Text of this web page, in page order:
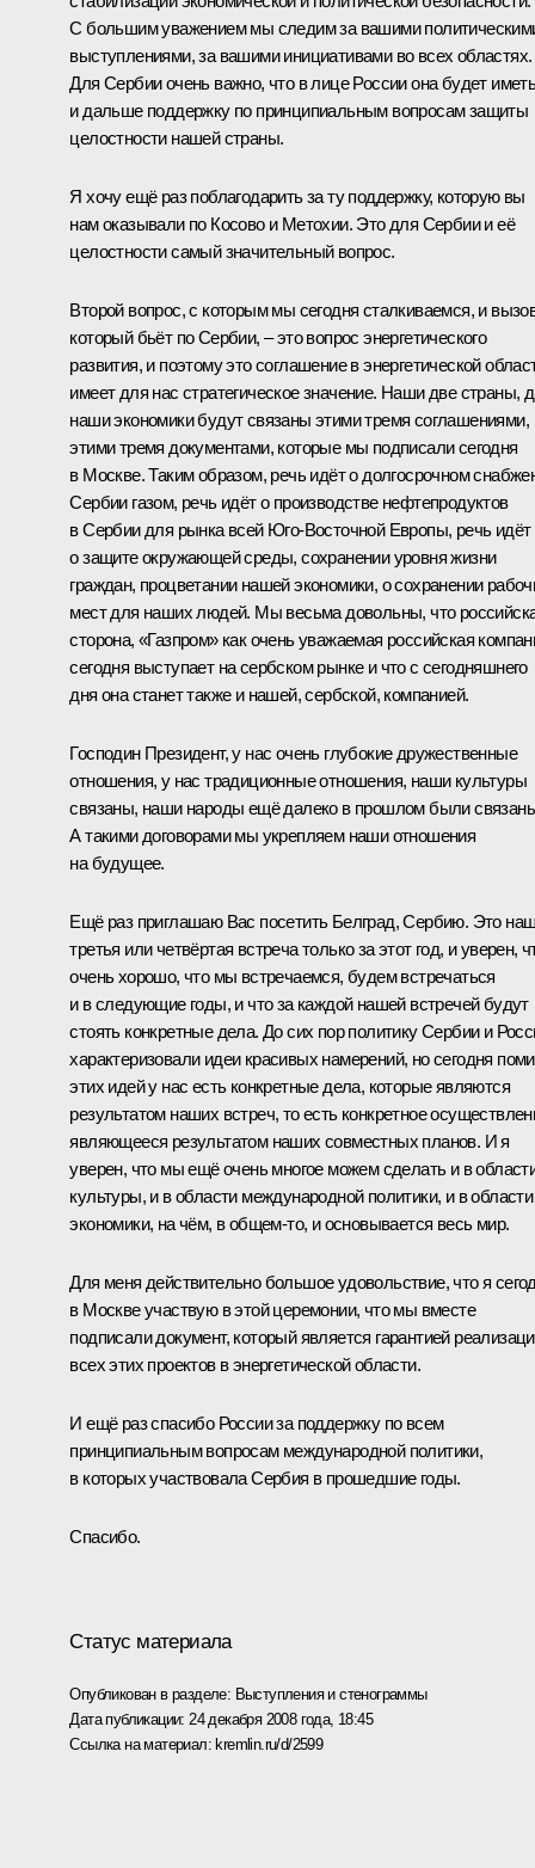
С большим уважением мы следим за вашими
выступлениями, за вашими инициативами во всех областях.
Для Сербии очень важно, что в лице России она будет
и дальше поддержку по принципиальным вопросам защиты
целостности нашей страны.
Я хочу ещё раз поблагодарить за ту поддержку, которую вы
нам оказывали по Косово и Метохии. Это для Сербии и её
целостности самый значительный вопрос.
Второй вопрос, с которым мы сегодня сталкиваемся, и
который бьёт по Сербии, – это вопрос энергетического
развития, и поэтому это соглашение в энергетической
имеет для нас стратегическое значение. Наши две страны,
наши экономики будут связаны этими тремя соглашениями,
этими тремя документами, которые мы подписали сегодня
в Москве. Таким образом, речь идёт о долгосрочном
Сербии газом, речь идёт о производстве нефтепродуктов
в Сербии для рынка всей Юго-Восточной Европы, речь идёт
о защите окружающей среды, сохранении уровня жизни
граждан, процветании нашей экономики, о сохранении
мест для наших людей. Мы весьма довольны, что
сторона, «Газпром» как очень уважаемая российская
сегодня выступает на сербском рынке и что с сегодняшнего
дня она станет также и нашей, сербской, компанией.
Господин Президент, у нас очень глубокие дружественные
отношения, у нас традиционные отношения, наши культуры
связаны, наши народы ещё далеко в прошлом были
А такими договорами мы укрепляем наши отношения
на будущее.
Ещё раз приглашаю Вас посетить Белград, Сербию. Это
третья или четвёртая встреча только за этот год, и уверен,
очень хорошо, что мы встречаемся, будем встречаться
и в следующие годы, и что за каждой нашей встречей будут
стоять конкретные дела. До сих пор политику Сербии и
характеризовали идеи красивых намерений, но сегодня
этих идей у нас есть конкретные дела, которые являются
результатом наших встреч, то есть конкретное
являющееся результатом наших совместных планов. И я
уверен, что мы ещё очень многое можем сделать и в
культуры, и в области международной политики, и в области
экономики, на чём, в общем‑то, и основывается весь мир.
Для меня действительно большое удовольствие, что я
в Москве участвую в этой церемонии, что мы вместе
подписали документ, который является гарантией
всех этих проектов в энергетической области.
И ещё раз спасибо России за поддержку по всем
принципиальным вопросам международной политики,
в которых участвовала Сербия в прошедшие годы.
Спасибо.
Статус материала
Опубликован в разделе: Выступления и стенограммы
Дата публикации: 24 декабря 2008 года, 18:45
Ссылка на материал:kremlin.ru/d/2599